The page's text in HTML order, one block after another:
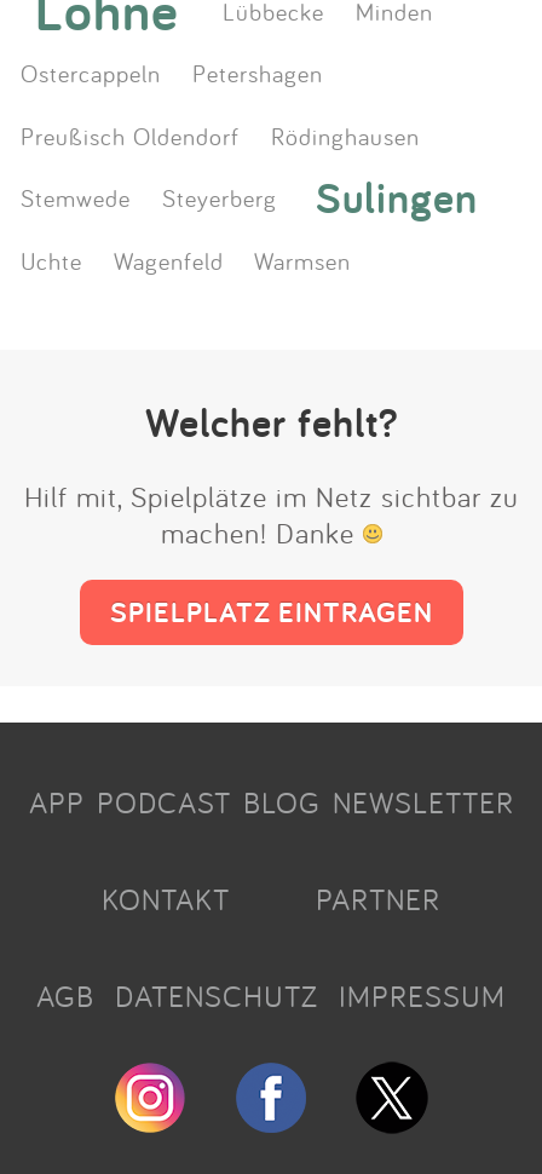
Lübbecke
Minden
Ostercappeln
Petershagen
Preußisch Oldendorf
Rödinghausen
Stemwede
Steyerberg Sulingen
Uchte Wagenfeld Warmsen
Welcher fehlt?
Hilf mit, Spielplätze im Netz sichtbar zu
machen! Danke
SPIELPLATZ EINTRAGEN
APP PODCAST BLOG NEWSLETTER
KONTAKT PARTNER
AGB DATENSCHUTZ IMPRESSUM